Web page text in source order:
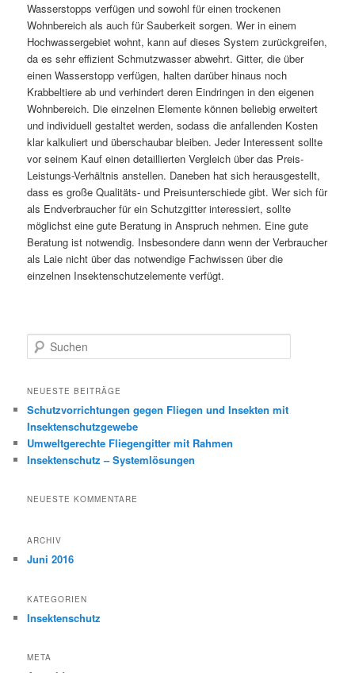
Wasserstopps verfügen und sowohl für einen trockenen
Wohnbereich als auch für Sauberkeit sorgen. Wer in einem
Hochwassergebiet wohnt, kann auf dieses System zurückgreifen,
da es sehr effizient Schmutzwasser abwehrt. Gitter, die über
einen Wasserstopp verfügen, halten darüber hinaus noch
Krabbeltiere ab und verhindert deren Eindringen in den eigenen
Wohnbereich. Die einzelnen Elemente können beliebig erweitert
und individuell gestaltet werden, sodass die anfallenden Kosten
klar kalkuliert und überschaubar bleiben. Jeder Interessent sollte
vor seinem Kauf einen detaillierten Vergleich über das Preis-
Leistungs-Verhältnis anstellen. Daneben hat sich herausgestellt,
dass es große Qualitäts- und Preisunterschiede gibt. Wer sich für
als Endverbraucher für ein Schutzgitter interessiert, sollte
möglichst eine gute Beratung in Anspruch nehmen. Eine gute
Beratung ist notwendig. Insbesondere dann wenn der Verbraucher
als Laie nicht über das notwendige Fachwissen über die
einzelnen Insektenschutzelemente verfügt.
u
h
n
NEUESTE BEITRÄGE
Schutzvorrichtungen gegen Fliegen und Insekten mit
Insektenschutzgewebe
Umweltgerechte Fliegengitter mit Rahmen
Insektenschutz – Systemlösungen
NEUESTE KOMMENTARE
ARCHIV
Juni 2016
KATEGORIEN
Insektenschutz
META